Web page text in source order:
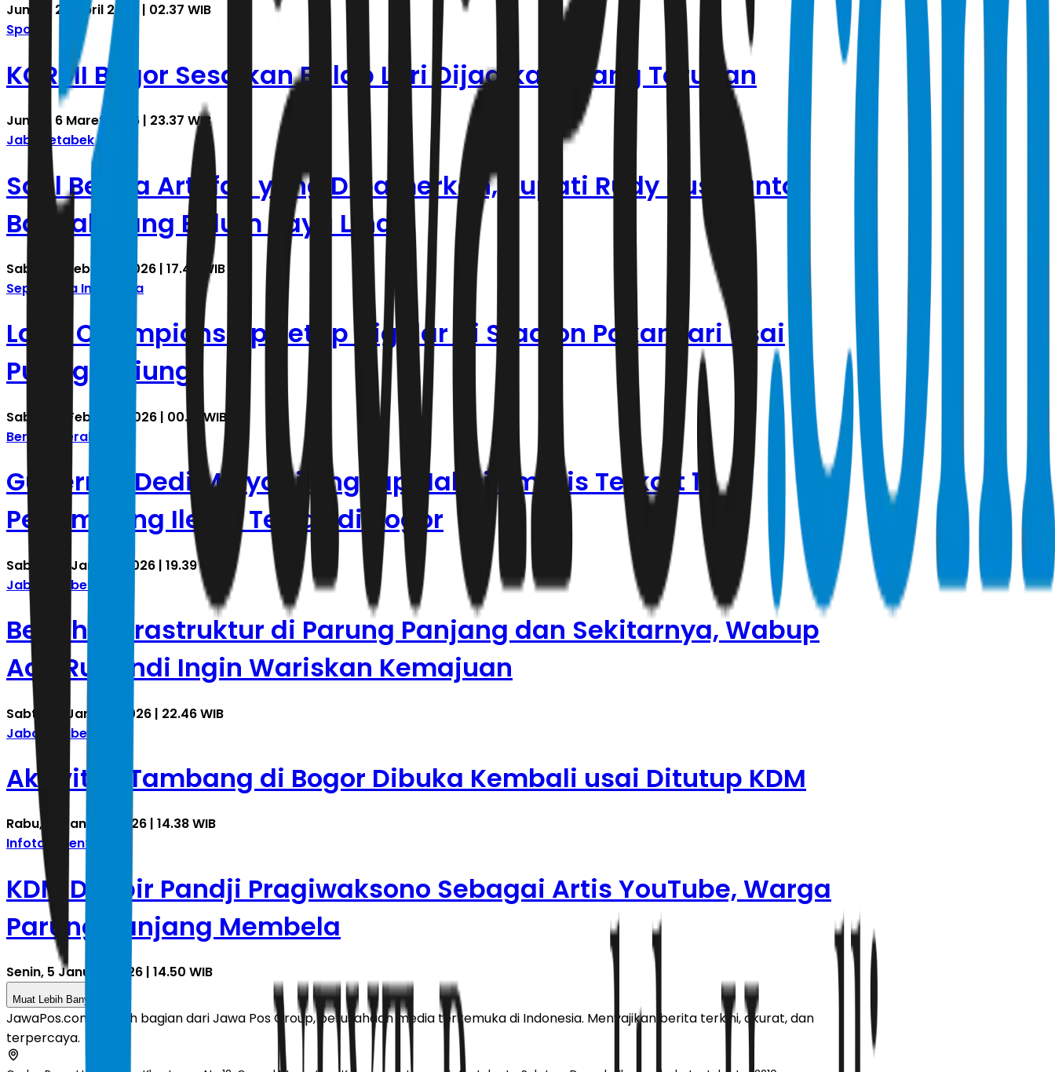
Jumat, 24 April 2026 | 02.37 WIB
Sports
KORMI Bogor Sesalkan Balap Lari Dijadikan Ajang Taruhan
Jumat, 6 Maret 2026 | 23.37 WIB
Jabodetabek
Soal Benda Artefak yang Dipamerkan, Bupati Rudy Susmanto:
Banyak yang Belum Saya Lihat
Sabtu, 21 Februari 2026 | 17.43 WIB
Sepak Bola Indonesia
Laga Championship Tetap Digelar di Stadion Pakansari usai
Puting Beliung
Sabtu, 14 Februari 2026 | 00.18 WIB
Berita Daerah
Gubernur Dedi Mulyadi Ungkap Hal Dilematis Terkait 11
Penambang Ilegal Tewas di Bogor
Sabtu, 24 Januari 2026 | 19.39 WIB
Jabodetabek
Benahi Infrastruktur di Parung Panjang dan Sekitarnya, Wabup
Ade Ruhandi Ingin Wariskan Kemajuan
Sabtu, 17 Januari 2026 | 22.46 WIB
Jabodetabek
Aktivitas Tambang di Bogor Dibuka Kembali usai Ditutup KDM
Rabu, 14 Januari 2026 | 14.38 WIB
Infotainment
KDM Dicibir Pandji Pragiwaksono Sebagai Artis YouTube, Warga
Parung Panjang Membela
Senin, 5 Januari 2026 | 14.50 WIB
Muat Lebih Banyak
JawaPos.com adalah bagian dari Jawa Pos Group, perusahaan media terkemuka di Indonesia. Menyajikan berita terkini, akurat, dan
terpercaya.